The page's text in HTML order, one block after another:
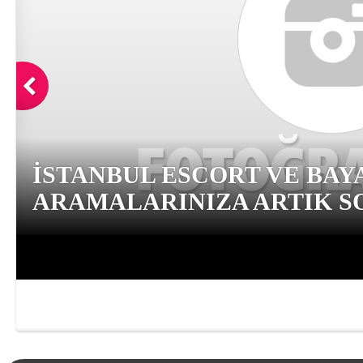
İSTANBUL ESCORT VE
ARAMALARINIZA ARTIK